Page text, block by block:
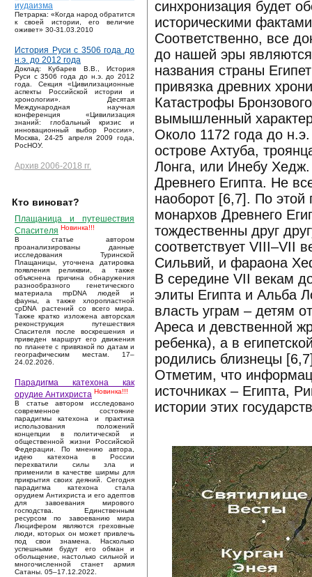
иудаизма
Петрарка: «Когда народ обратится
к своей истории, его величие
оживет» 30-31.03.2010
История Руси с 3506 года до
н.э. до 2012 года
Доклад: Кубарев В.В., История
Руси с 3506 года до н.э. до 2012
года. Секция «Цивилизационные
аспекты Российской истории и
хронологии». Десятая
Международная научная
конференция «Цивилизация
знаний: глобальный кризис и
инновационный выбор России»,
Москва, 24-25 апреля 2009 года,
РосНОУ.
Архив 2006-2018 гг.
Кто виноват?
Плащаница и путешествия
Спасителя Новинка!!!
В статье автором
проанализированы данные
исследования Туринской
Плащаницы, уточнена датировка
появления реликвии, а также
объяснена причина обнаружения
разнообразного генетического
материала mpDNA людей и
фауны, а также хлоропластной
cpDNA растений со всего мира.
Также кратко изложена авторская
реконструкция путешествия
Спасителя после воскрешения и
приведен маршрут его движения
по планете с привязкой по датам и
географическим местам. 17–
24.02.2026.
Парадигма катехона как
орудие Антихриста Новинка!!!
В статье автором исследовано
современное состояние
парадигмы катехона и практика
использования положений
концепции в политической и
общественной жизни Российской
Федерации. По мнению автора,
идею катехона в России
перехватили силы зла и
применили в качестве ширмы для
прикрытия своих деяний. Сегодня
парадигма катехона стала
орудием Антихриста и его адептов
для завоевания мирового
господства. Единственным
ресурсом по завоеванию мира
Люцифером являются греховные
люди, которых он может привлечь
под свои знамена. Насколько
успешными будут его обман и
обольщение, настолько сильной и
многочисленной станет армия
Сатаны. 05–17.12.2022.
синхронизация будет
историческими
Соответственно, все
до нашей эры
названия страны
привязка древних
Катастрофы
вымышленный
Около 1172 года до
острове Ахтуба,
Лонга, или Инебу
Древнего Египта. Не
наоборот [6,7]. По этой
монархов Древнего
тождественны друг
соответствует VIII–VII
Сильвий, и фараона
В середине VII векам
элиты Египта и Альба
власть уграм – детям
Ареса и девственной
ребенка), а в
родились близнецы
Отметим, что
источниках – Египта,
истории этих